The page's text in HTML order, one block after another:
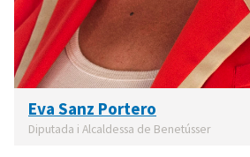
Eva Sanz Portero
Diputada i Alcaldessa de Benetússer